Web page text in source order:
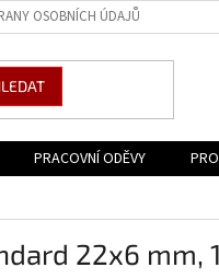
OSOBNÍCH ÚDAJŮ
PRACOVNÍ ODĚVY
22x6 mm,